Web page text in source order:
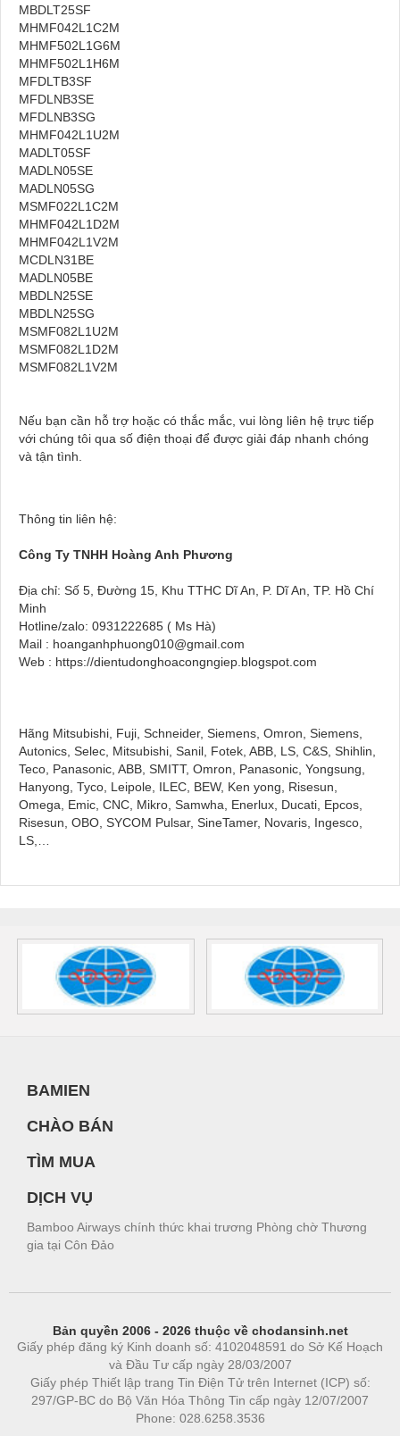
MBDLT25SF
MHMF042L1C2M
MHMF502L1G6M
MHMF502L1H6M
MFDLTB3SF
MFDLNB3SE
MFDLNB3SG
MHMF042L1U2M
MADLT05SF
MADLN05SE
MADLN05SG
MSMF022L1C2M
MHMF042L1D2M
MHMF042L1V2M
MCDLN31BE
MADLN05BE
MBDLN25SE
MBDLN25SG
MSMF082L1U2M
MSMF082L1D2M
MSMF082L1V2M
Nếu bạn cần hỗ trợ hoặc có thắc mắc, vui lòng liên hệ trực tiếp
với chúng tôi qua số điện thoại để được giải đáp nhanh chóng
và tận tình.
Thông tin liên hệ:
Công Ty TNHH Hoàng Anh Phương
Địa chỉ: Số 5, Đường 15, Khu TTHC Dĩ An, P. Dĩ An, TP. Hồ Chí
Minh
Hotline/zalo: 0931222685 ( Ms Hà)
Mail : hoanganhphuong010@gmail.com
Web : https://dientudonghoacongngiep.blogspot.com
Hãng Mitsubishi, Fuji, Schneider, Siemens, Omron, Siemens,
Autonics, Selec, Mitsubishi, Sanil, Fotek, ABB, LS, C&S, Shihlin,
Teco, Panasonic, ABB, SMITT, Omron, Panasonic, Yongsung,
Hanyong, Tyco, Leipole, ILEC, BEW, Ken yong, Risesun,
Omega, Emic, CNC, Mikro, Samwha, Enerlux, Ducati, Epcos,
Risesun, OBO, SYCOM Pulsar, SineTamer, Novaris, Ingesco,
LS,…
BAMIEN
CHÀO BÁN
TÌM MUA
DỊCH VỤ
Bamboo Airways chính thức khai trương Phòng chờ Thương
gia tại Côn Đảo
Bản quyền 2006 - 2026 thuộc về chodansinh.net
Giấy phép đăng ký Kinh doanh số: 4102048591 do Sở Kế Hoạch
và Đầu Tư cấp ngày 28/03/2007
Giấy phép Thiết lập trang Tin Điện Tử trên Internet (ICP) số:
297/GP-BC do Bộ Văn Hóa Thông Tin cấp ngày 12/07/2007
Phone: 028.6258.3536